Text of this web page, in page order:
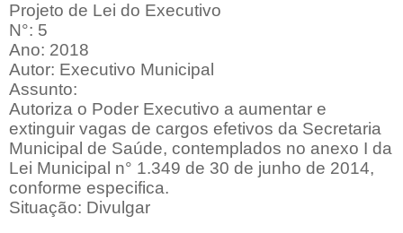
Projeto de Lei do Executivo
N°: 5
Ano: 2018
Autor: Executivo Municipal
Assunto:
Autoriza o Poder Executivo a aumentar e
extinguir vagas de cargos efetivos da Secretaria
Municipal de Saúde, contemplados no anexo I da
Lei Municipal n° 1.349 de 30 de junho de 2014,
conforme especifica.
Situação: Divulgar